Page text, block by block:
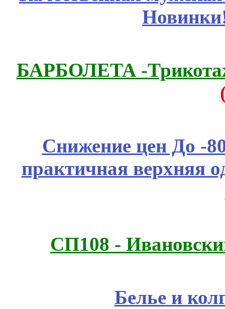
БАРБОЛЕТА -
Снижение цен До -
практичная верхняя
СП108 -
Белье и